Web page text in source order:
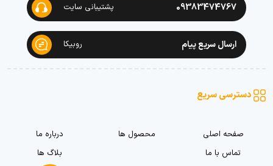
09383474767 پشتیبانی سایت
ارسال سریع پیام روبیکا
دسترسی سریع
صفحه اصلی محصول ها
درباره ما
تماس با ما
بلاگ ها